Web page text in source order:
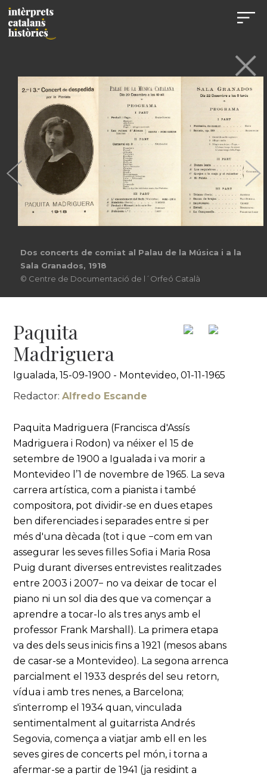
Dos concerts de comiat al Palau de la Música i a la
Sala Granados, 1918
© Centre de Documentació de l´Orfeó Català
Paquita
Madriguera
Igualada, 15-09-1900 - Montevideo, 01-11-1965
Redactor:Alfredo Escande
Paquita Madriguera (Francisca d'Assís
Madriguera i Rodon) va néixer el 15 de
setembre de 1900 a Igualada i va morir a
Montevideo l’1 de novembre de 1965. La seva
carrera artística, com a pianista i també
compositora, pot dividir-se en dues etapes
ben diferenciades i separades entre si per
més d'una dècada (tot i que −com em van
assegurar les seves filles Sofia i Maria Rosa
Puig durant diverses entrevistes realitzades
entre 2003 i 2007− no va deixar de tocar el
piano ni un sol dia des que va començar a
aprendre a tocar-lo als tres anys amb el
professor Frank Marshall). La primera etapa
va des dels seus inicis fins a 1921 (mesos abans
de casar-se a Montevideo). La segona arrenca
parcialment el 1933 després del seu retorn,
vídua i amb tres nenes, a Barcelona;
s'interromp el 1934 quan, vinculada
sentimentalment al guitarrista Andrés
Segovia, comença a viatjar amb ell en les
seves gires de concerts pel món, i torna a
afermar-se a partir de 1941 (ja residint a